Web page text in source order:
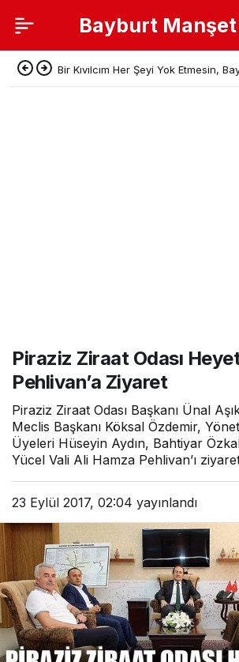
Bayburt Manşet
Bir Kıvılcım Her Şeyi Yok Etmesin,
Piraziz Ziraat Odası
Pehlivan’a Ziyaret
Piraziz Ziraat Odası Başkanı Ünal
Meclis Başkanı Köksal Özdemir,
Üyeleri Hüseyin Aydın, Bahtiyar
Yücel Vali Ali Hamza Pehlivan’ı
23 Eylül 2017, 02:04 yayınlandı